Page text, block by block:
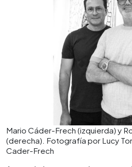
Mario Cáder-Frech (izquierda) y
(derecha). Fotografía por Lucy
Cader-Frech